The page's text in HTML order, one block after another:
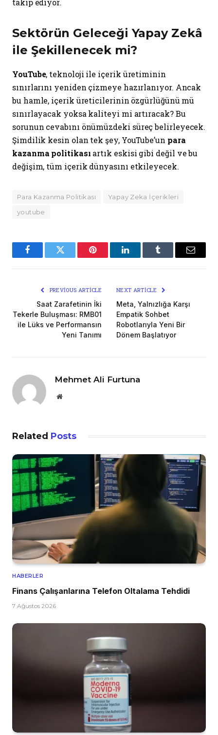
takip ediyor.
Sektörün Geleceği Yapay Zekâ
ile Şekillenecek mi?
YouTube, teknoloji ile içerik üretiminin
sınırlarını yeniden çizmeye hazırlanıyor. Ancak
bu hamle, içerik üreticilerinin özgürlüğünü mü
sınırlayacak yoksa kaliteyi mi artıracak? Bu
sorunun cevabını önümüzdeki süreç belirleyecek.
Şimdilik kesin olan tek şey, YouTube’un para
kazanma politikası artık eskisi gibi değil ve bu
değişim, tüm içerik dünyasını etkileyecek.
Para Kazanma Politikası
Yapay Zeka İçerikleri
youtube
FacebookTwitter Pinterest LinkedInTumblr Email
PREVIOUS ARTICLE
Saat Zarafetinin İki
Tekerle Buluşması: RMB01
ile Lüks ve Performansın
Yeni Tanımı
NEXT ARTICLE
Meta, Yalnızlığa Karşı
Empatik Sohbet
Robotlarıyla Yeni Bir
Dönem Başlatıyor
Mehmet Ali Furtuna
Website
Related Posts
HABERLER
Finans Çalışanlarına Telefon Oltalama Tehdidi
7 Ağustos 2026